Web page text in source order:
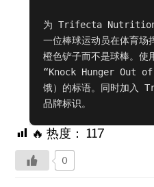
为 Trifecta Nutrition
一位棒球运动员在体育场
橙色铲子而不是球棒。使
“Knock Hunger Out
饿）的标语。同时加入
品牌标识。
🔥 热度： 117
0